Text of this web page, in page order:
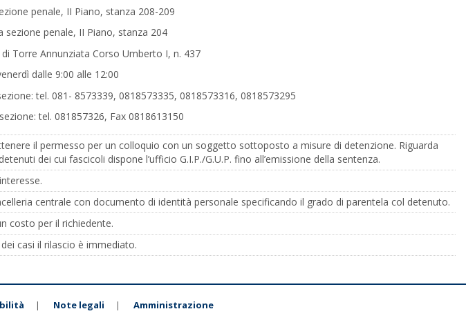
penale, II Piano, stanza 208-209
sezione penale, II Piano, stanza 204
Torre Annunziata Corso Umberto I, n. 437
dalle 9:00 alle 12:00
tel. 081- 8573339, 0818573335, 0818573316, 0818573295
tel. 081857326, Fax 0818613150
il permesso per un colloquio con un soggetto sottoposto a misure di detenzione. Riguarda
dei cui fascicoli dispone l’ufficio G.I.P./G.U.P. fino all’emissione della sentenza.
centrale con documento di identità personale specificando il grado di parentela col detenuto.
costo per il richiedente.
casi il rilascio è immediato.
| Note legali | Amministrazione